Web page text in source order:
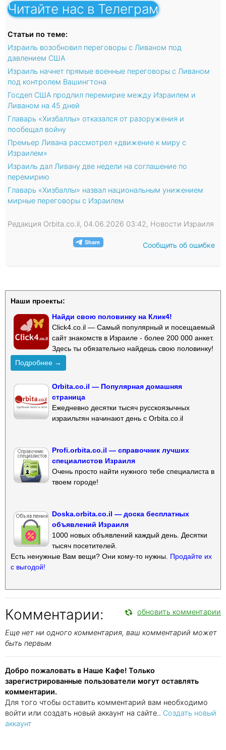
Читайте нас в Телеграм
Статьи по теме:
Израиль возобновил переговоры с Ливаном под
давлением США
Израиль начнет прямые военные переговоры с Ливаном
под контролем Вашингтона
Госдеп США продлил перемирие между Израилем и
Ливаном на 45 дней
Главарь «Хизбаллы» отказался от разоружения и
пообещал войну
Премьер Ливана рассмотрел «движение к миру с
Израилем»
Израиль дал Ливану две недели на соглашение по
перемирию
Главарь «Хизбаллы» назвал национальным унижением
мирные переговоры с Израилем
Редакция Orbita.co.il, 04.06.2026 03:42, Новости Израиля
Сообщить об ошибке
Наши проекты:
Найди свою половинку на Клик4!
Click4.co.il — Самый популярный и посещаемый
сайт знакомств в Израиле - более 200 000 анкет.
Здесь ты обязательно найдешь свою половинку!
Подробнее →
Orbita.co.il — Популярная домашняя
страница
Ежедневно десятки тысяч русскоязычных
израильтян начинают день с Orbita.co.il
Profi.orbita.co.il — справочник лучших
специалистов Израиля
Очень просто найти нужного тебе специалиста в
твоем городе!
Doska.orbita.co.il — доска бесплатных
объявлений Израиля
1000 новых объявлений каждый день. Десятки
тысяч посетителей.
Есть ненужные Вам вещи? Они кому-то нужны. Продайте их
с выгодой!
Комментарии: обновить комментарии
Еще нет ни одного комментария, ваш комментарий может
быть первым
Добро пожаловать в Наше Кафе! Только
зарегистрированные пользователи могут оставлять
комментарии.
Для того чтобы оставить комментарий вам необходимо
войти или создать новый аккаунт на сайте.. Создать новый
аккаунт